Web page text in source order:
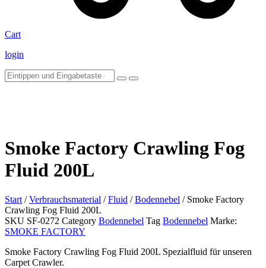
Cart
login
Smoke Factory Crawling Fog
Fluid 200L
Start /Verbrauchsmaterial /Fluid /Bodennebel / Smoke Factory
Crawling Fog Fluid 200L
SKU SF-0272 Category Bodennebel Tag Bodennebel Marke:
SMOKE FACTORY
Smoke Factory Crawling Fog Fluid 200L Spezialfluid für unseren
Carpet Crawler.